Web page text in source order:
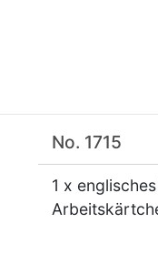
No. 1715
1 x